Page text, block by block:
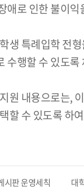
애로 인한 불이
생 특례입학 전
수행할 수 있도
원 내용으로는,
할 수 있도록 하
시판 운영세칙 대